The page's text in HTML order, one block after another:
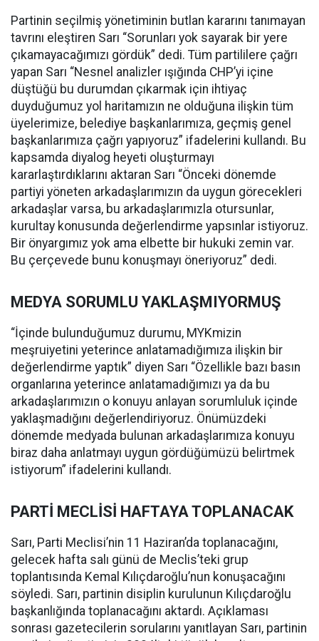
Partinin seçilmiş yönetiminin butlan kararını tanımayan
tavrını eleştiren Sarı “Sorunları yok sayarak bir yere
çıkamayacağımızı gördük” dedi. Tüm partililere çağrı
yapan Sarı “Nesnel analizler ışığında CHP’yi içine
düştüğü bu durumdan çıkarmak için ihtiyaç
duyduğumuz yol haritamızın ne olduğuna ilişkin tüm
üyelerimize, belediye başkanlarımıza, geçmiş genel
başkanlarımıza çağrı yapıyoruz” ifadelerini kullandı. Bu
kapsamda diyalog heyeti oluşturmayı
kararlaştırdıklarını aktaran Sarı “Önceki dönemde
partiyi yöneten arkadaşlarımızın da uygun görecekleri
arkadaşlar varsa, bu arkadaşlarımızla otursunlar,
kurultay konusunda değerlendirme yapsınlar istiyoruz.
Bir önyargımız yok ama elbette bir hukuki zemin var.
Bu çerçevede bunu konuşmayı öneriyoruz” dedi.
MEDYA SORUMLU YAKLAŞMIYORMUŞ
“İçinde bulunduğumuz durumu, MYKmizin
meşruiyetini yeterince anlatamadığımıza ilişkin bir
değerlendirme yaptık” diyen Sarı “Özellikle bazı basın
organlarına yeterince anlatamadığımızı ya da bu
arkadaşlarımızın o konuyu anlayan sorumluluk içinde
yaklaşmadığını değerlendiriyoruz. Önümüzdeki
dönemde medyada bulunan arkadaşlarımıza konuyu
biraz daha anlatmayı uygun gördüğümüzü belirtmek
istiyorum” ifadelerini kullandı.
PARTİ MECLİSİ HAFTAYA TOPLANACAK
Sarı, Parti Meclisi’nin 11 Haziran’da toplanacağını,
gelecek hafta salı günü de Meclis’teki grup
toplantısında Kemal Kılıçdaroğlu’nun konuşacağını
söyledi. Sarı, partinin disiplin kurulunun Kılıçdaroğlu
başkanlığında toplanacağını aktardı. Açıklaması
sonrası gazetecilerin sorularını yanıtlayan Sarı, partinin